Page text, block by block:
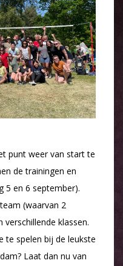
punt weer van start te
de trainingen en
5 en 6 september).
(waarvan 2
klassen.
te spelen bij de leukste
Laat dan nu van